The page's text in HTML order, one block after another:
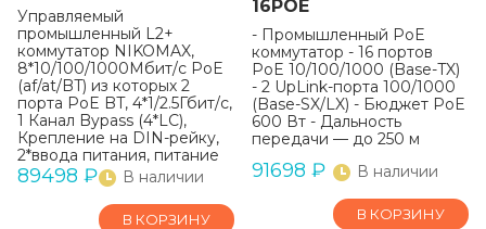
Управляемый
промышленный L2+
коммутатор NIKOMAX,
8*10/100/1000Мбит/с PoE
(af/at/BT) из которых 2
порта PoE BT, 4*1/2.5Гбит/с,
1 Канал Bypass (4*LC),
Крепление на DIN-рейку,
2*ввода питания, питание
44-57В (блок питания
240Вт поставляется
отдельно), -40С +75С
89498 ₽ В наличии
В КОРЗИНУ
16POE
- Промышленный PoE
коммутатор - 16 портов
PoE 10/100/1000 (Base-TX)
- 2 UpLink-порта 100/1000
(Base-SX/LX) - Бюджет PoE
600 Вт - Дальность
передачи — до 250 м
91698 ₽ В наличии
В КОРЗИНУ